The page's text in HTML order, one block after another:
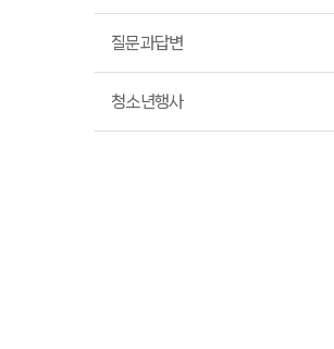
질문과답변
청소년행사